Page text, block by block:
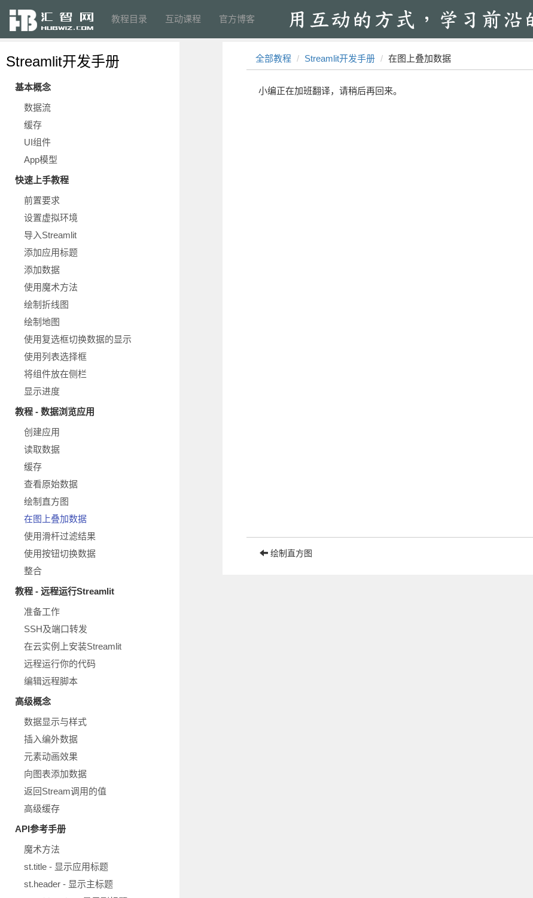
教程目录 互动课程 官方博客
Streamlit开发手册
基本概念
数据流
缓存
UI组件
App模型
快速上手教程
前置要求
设置虚拟环境
导入Streamlit
添加应用标题
添加数据
使用魔术方法
绘制折线图
绘制地图
使用复选框切换数据的显示
使用列表选择框
将组件放在侧栏
显示进度
教程 - 数据浏览应用
创建应用
读取数据
缓存
查看原始数据
绘制直方图
在图上叠加数据
使用滑杆过滤结果
使用按钮切换数据
整合
教程 - 远程运行Streamlit
准备工作
SSH及端口转发
在云实例上安装Streamlit
远程运行你的代码
编辑远程脚本
高级概念
数据显示与样式
插入编外数据
元素动画效果
向图表添加数据
返回Stream调用的值
高级缓存
API参考手册
魔术方法
st.title - 显示应用标题
st.header - 显示主标题
全部教程 Streamlit开发手册 在图上叠加数据
小编正在加班翻译，请稍后再回来。
绘制直方图